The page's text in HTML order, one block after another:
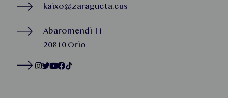
kaixo@zaragueta.eus
Abaromendi 11
20810 Orio